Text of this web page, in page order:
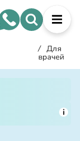
/ Для
врачей
i